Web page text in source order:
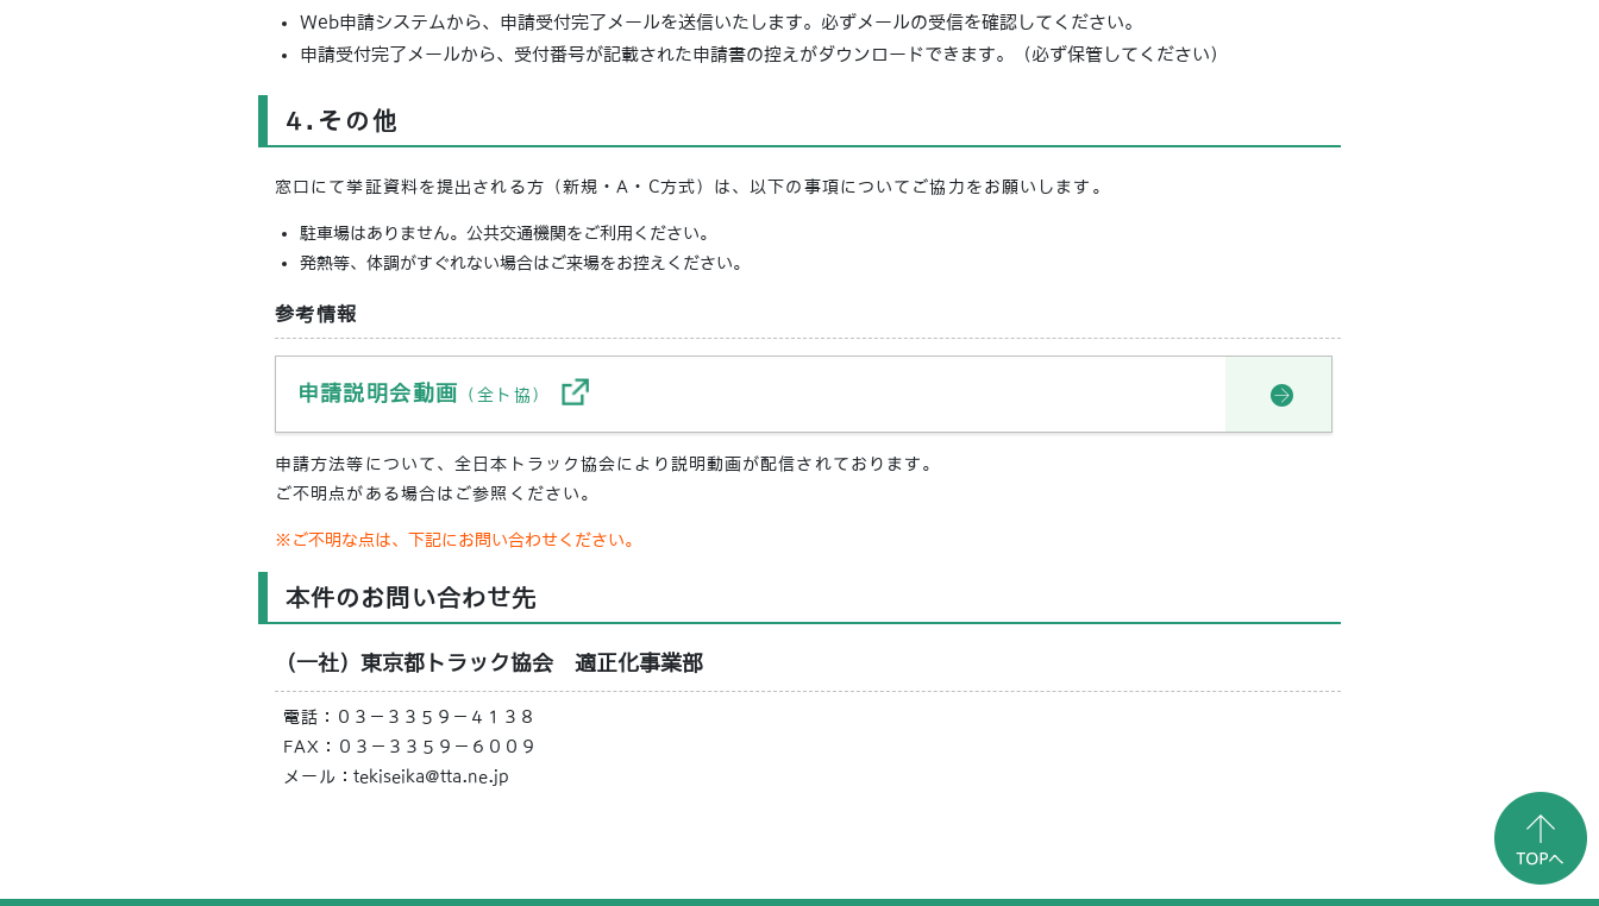
Web申請システムから、申請受付完了メールを送信いたします。必ずメールの受信を確認してください。
申請受付完了メールから、受付番号が記載された申請書の控えがダウンロードできます。（必ず保管してください）
4.その他
窓口にて挙証資料を提出される方（新規・A・C方式）は、以下の事項についてご協力をお願いします。
駐車場はありません。公共交通機関をご利用ください。
発熱等、体調がすぐれない場合はご来場をお控えください。
参考情報
申請説明会動画 （全ト協）
申請方法等について、全日本トラック協会により説明動画が配信されております。
ご不明点がある場合はご参照ください。
※ご不明な点は、下記にお問い合わせください。
本件のお問い合わせ先
（一社）東京都トラック協会 適正化事業部
電話 ：０３－３３５９－４１３８
FAX ：０３－３３５９－６００９
メール ：tekiseika@tta.ne.jp